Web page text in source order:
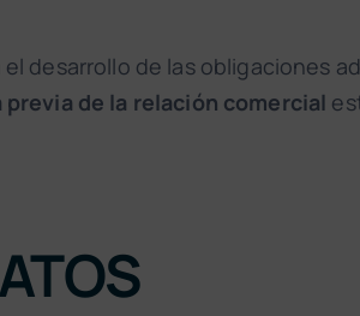
desarrollo de las obligaciones
de la relación comercial